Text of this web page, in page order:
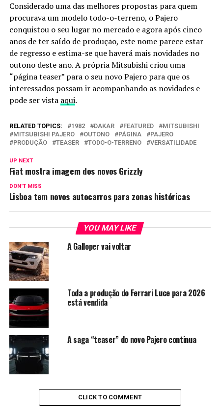
Considerado uma das melhores propostas para quem
procurava um modelo todo-o-terreno, o Pajero
conquistou o seu lugar no mercado e agora após cinco
anos de ter saído de produção, este nome parece estar
de regresso e estima-se que haverá mais novidades no
outono deste ano. A própria Mitsubishi criou uma
“página teaser” para o seu novo Pajero para que os
interessados possam ir acompanhando as novidades e
pode ser vista aqui.
RELATED TOPICS: 1982 DAKAR FEATURED
MITSUBISHI
MITSUBISHI PAJERO
OUTONO PÁGINA
PAJERO
PRODUÇÃO
TEASER TODO-O-TERRENO VERSATILIDADE
UP NEXT
Fiat mostra imagem dos novos Grizzly
DON'T MISS
Lisboa tem novos autocarros para zonas históricas
YOU MAY LIKE
A Galloper vai voltar
Toda a produção do Ferrari Luce para 2026
está vendida
A saga “teaser” do novo Pajero continua
CLICK TO COMMENT